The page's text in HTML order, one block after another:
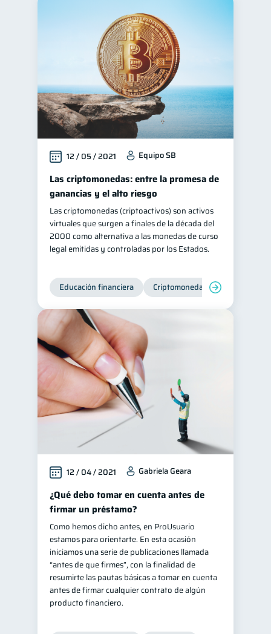
12 / 05 / 2021 Equipo SB
Las criptomonedas: entre la promesa de
ganancias y el alto riesgo
Las criptomonedas (criptoactivos) son activos
virtuales que surgen a finales de la década del
2000 como alternativa a las monedas de curso
legal emitidas y controladas por los Estados.
Educación financiera Criptomonedas
12 / 04 / 2021 Gabriela Geara
¿Qué debo tomar en cuenta antes de
firmar un préstamo?
Como hemos dicho antes, en ProUsuario
estamos para orientarte. En esta ocasión
iniciamos una serie de publicaciones llamada
“antes de que firmes”, con la finalidad de
resumirte las pautas básicas a tomar en cuenta
antes de firmar cualquier contrato de algún
producto financiero.